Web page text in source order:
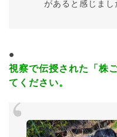
があると感じまし
視察で伝授された「株
てください。